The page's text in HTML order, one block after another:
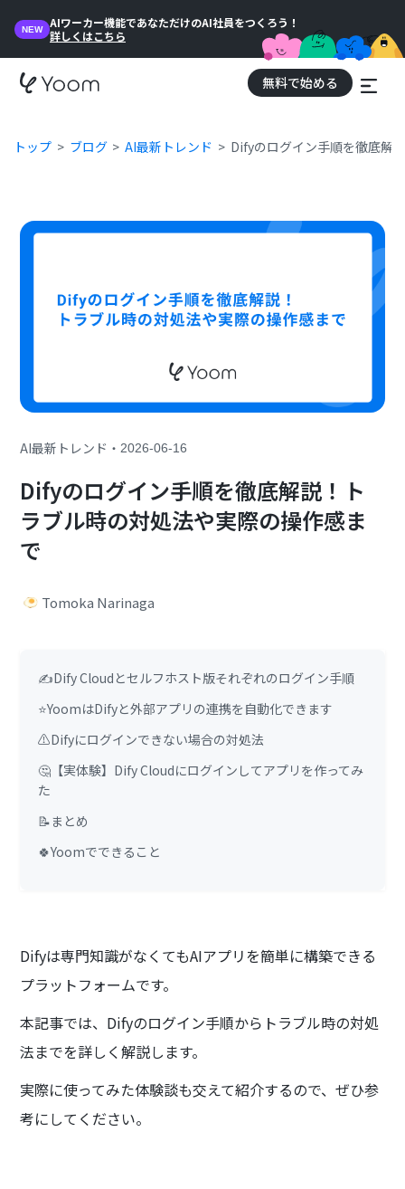
NEW
AIワーカー機能であなただけのAI社員をつくろう！
詳しくはこちら
無料で始める
トップ ブログ AI最新トレンド Difyのログイン手順を徹底解
AI最新トレンド ・2026-06-16
Difyのログイン手順を徹底解説！ト
ラブル時の対処法や実際の操作感ま
で
Tomoka Narinaga
✍️Dify Cloudとセルフホスト版それぞれのログイン手順
⭐YoomはDifyと外部アプリの連携を自動化できます
⚠️Difyにログインできない場合の対処法
🤔【実体験】Dify Cloudにログインしてアプリを作ってみ
た
📝まとめ
🍀Yoomでできること
Difyは専門知識がなくてもAIアプリを簡単に構築できる
プラットフォームです。
本記事では、Difyのログイン手順からトラブル時の対処
法までを詳しく解説します。
実際に使ってみた体験談も交えて紹介するので、ぜひ参
考にしてください。